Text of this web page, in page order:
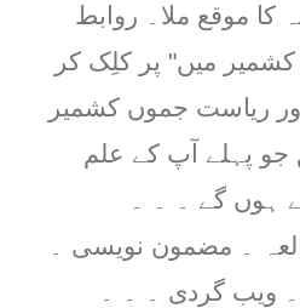
کا موقع ملا۔ روابط
میں" پر کلِک کر
ریاست جموں کشمیر
جو پہلے آپ کے علم
ہوں گے ۔ ۔ ۔
۔ مضمون نویسی ۔
ویب گردی ۔ ۔ ۔